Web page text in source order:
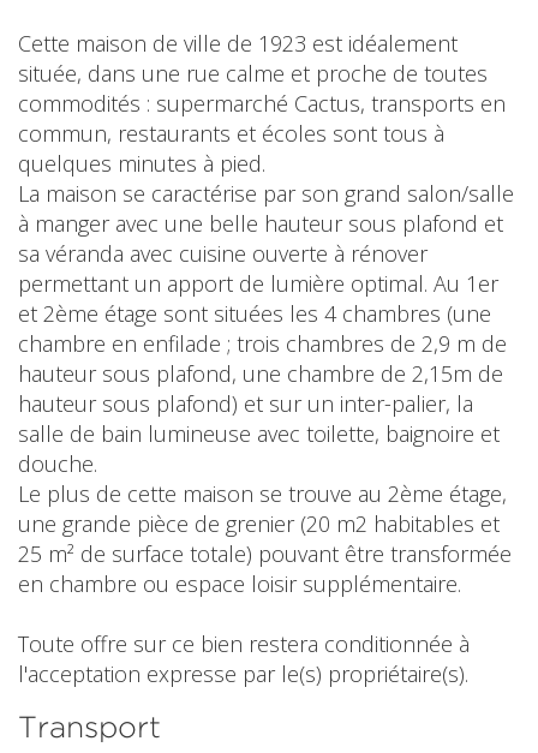
Cette maison de ville de 1923 est idéalement
située, dans une rue calme et proche de toutes
commodités : supermarché Cactus, transports en
commun, restaurants et écoles sont tous à
quelques minutes à pied.
La maison se caractérise par son grand salon/salle
à manger avec une belle hauteur sous plafond et
sa véranda avec cuisine ouverte à rénover
permettant un apport de lumière optimal. Au 1er
et 2ème étage sont situées les 4 chambres (une
chambre en enfilade ; trois chambres de 2,9 m de
hauteur sous plafond, une chambre de 2,15m de
hauteur sous plafond) et sur un inter-palier, la
salle de bain lumineuse avec toilette, baignoire et
douche.
Le plus de cette maison se trouve au 2ème étage,
une grande pièce de grenier (20 m2 habitables et
25 m² de surface totale) pouvant être transformée
en chambre ou espace loisir supplémentaire.
Toute offre sur ce bien restera conditionnée à
l'acceptation expresse par le(s) propriétaire(s).
Transport